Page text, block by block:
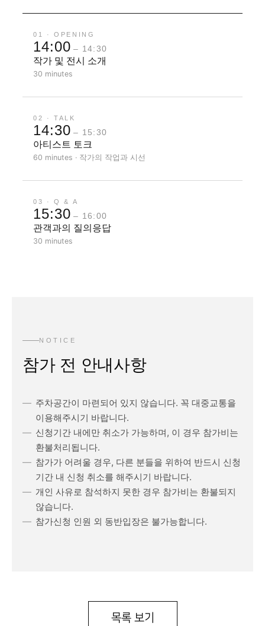
01 · OPENING
14:00 – 14:30
작가 및 전시 소개
30 minutes
02 · TALK
14:30 – 15:30
아티스트 토크
60 minutes · 작가의 작업과 시선
03 · Q & A
15:30 – 16:00
관객과의 질의응답
30 minutes
NOTICE
참가 전 안내사항
주차공간이 마련되어 있지 않습니다. 꼭 대중교통을
이용해주시기 바랍니다.
신청기간 내에만 취소가 가능하며, 이 경우 참가비는
환불처리됩니다.
참가가 어려울 경우, 다른 분들을 위하여 반드시 신청
기간 내 신청 취소를 해주시기 바랍니다.
개인 사유로 참석하지 못한 경우 참가비는 환불되지
않습니다.
참가신청 인원 외 동반입장은 불가능합니다.
목록 보기